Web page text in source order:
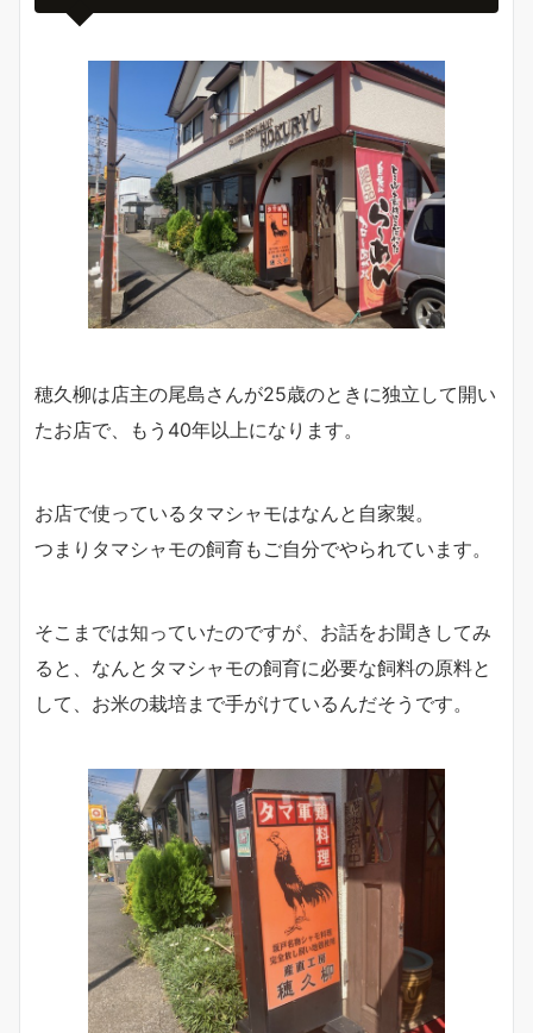
穂久柳は店主の尾島さんが25歳のときに独立して開い
たお店で、もう40年以上になります。
お店で使っているタマシャモはなんと自家製。
つまりタマシャモの飼育もご自分でやられています。
そこまでは知っていたのですが、お話をお聞きしてみ
ると、なんとタマシャモの飼育に必要な飼料の原料と
して、お米の栽培まで手がけているんだそうです。